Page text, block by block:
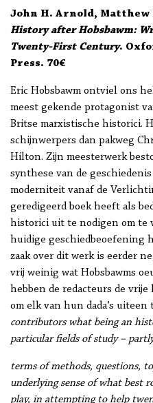
John H. Arnold,
History after Hobsbawm:
Twenty-First Century.
Press. 70€
Eric Hobsbawm ontviel ons
meest gekende protagonist
Britse marxistische historici.
schijnwerpers dan pakweg
Hilton. Zijn meesterwerk
synthese van de
moderniteit vanaf de
geredigeerd boek heeft als
historici uit te nodigen om te
huidige geschiedbeoefening
zaak over dit werk is eerder
vrij weinig wat Hobsbawms
hebben de redacteurs de
om elk van hun dada’s uiteen
contributors what being an
particular fields of study –
terms of methods, questions,
underlying sense of what best
play, in attempting to help